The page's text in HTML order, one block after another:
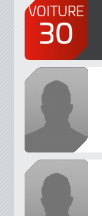
VOITURE
30